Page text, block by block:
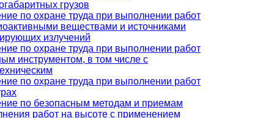
грузов
по охране труда при выполнении работ
веществами и источниками
излучений
по охране труда при выполнении работ
инструментом, в том числе с
по охране труда при выполнении работ
по безопасным методам и приемам
работ на высоте с применением